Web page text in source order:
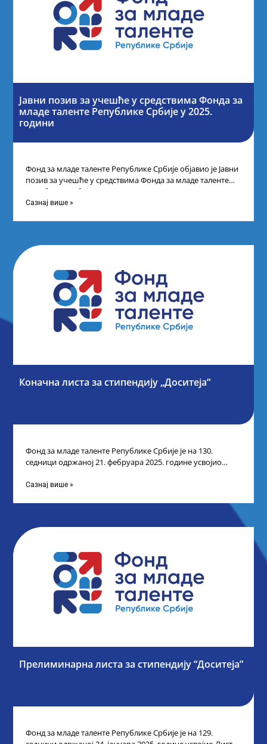
Јавни позив за учешће у средствима Фонда за
младе таленте Републике Србије у 2025.
години
Фонд за младе таленте Републике Србије објавио је Јавни
позив за учешће у средствима Фонда за младе таленте
Републике Србије
Сазнај више »
Коначна листа за стипендију „Доситеја“
Фонд за младе таленте Републике Србије је на 130.
седници одржаној 21. фебруара 2025. године усвојио
Сазнај више »
Прелиминарна листа за стипендију “Доситеја”
Фонд за младе таленте Републике Србије је на 129.